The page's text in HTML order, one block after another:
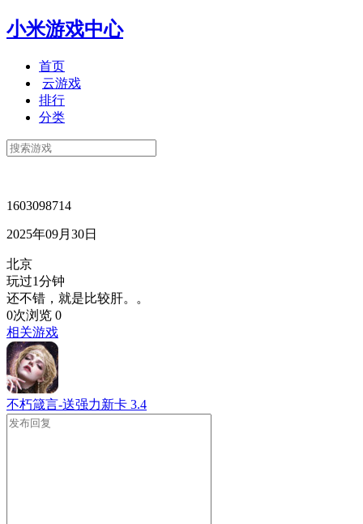
小米游戏中心
首页
云游戏
排行
分类
1603098714
2025年09月30日
北京
玩过1分钟
还不错，就是比较肝。。
0次浏览 0
相关游戏
不朽箴言-送强力新卡 3.4